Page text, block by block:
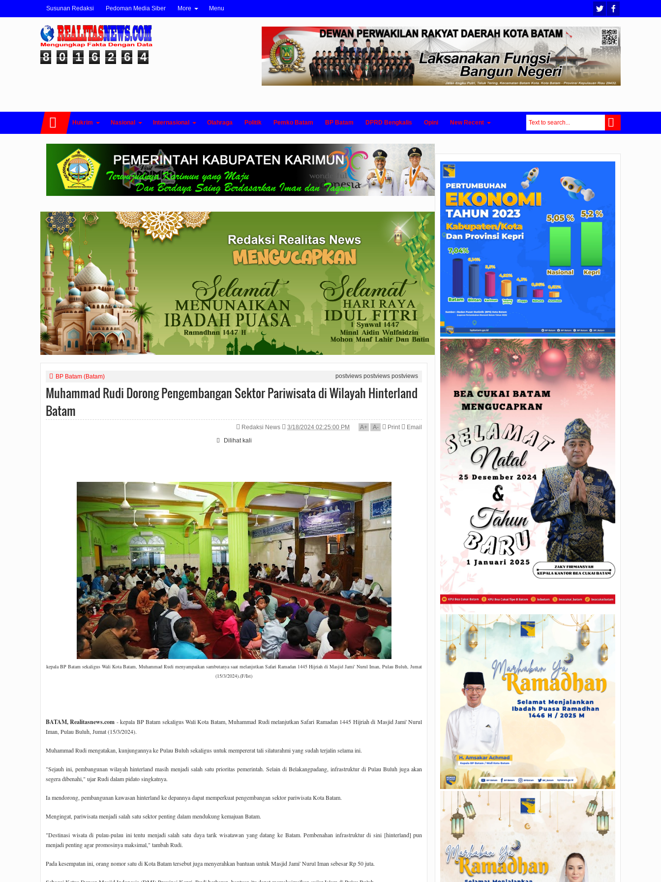
Susunan Redaksi Pedoman Media Siber More Menu
8 0 1 6 2 6 4
Hukrim Nasional Internasional Olahraga Politik Pemko Batam BP Batam DPRD Bengkalis Opini New Recent
BP Batam (Batam) postviewspostviewspostviews
Muhammad Rudi Dorong Pengembangan Sektor Pariwisata di Wilayah Hinterland
Batam
Redaksi News 3/18/2024 02:25:00 PM A+ A- Print
Email
Dilihat kali
kepala BP Batam sekaligus Wali Kota Batam, Muhammad Rudi menyampaikan sambutanya saat melanjutkan Safari Ramadan 1445 Hijriah di Masjid Jami' Nurul Iman, Pulau Buluh, Jumat
(15/3/2024).(F/Ist)
BATAM, Realitasnews.com - kepala BP Batam sekaligus Wali Kota Batam, Muhammad Rudi melanjutkan Safari Ramadan 1445 Hijriah di Masjid Jami' Nurul
Iman, Pulau Buluh, Jumat (15/3/2024).
Muhammad Rudi mengatakan, kunjungannya ke Pulau Buluh sekaligus untuk mempererat tali silaturahmi yang sudah terjalin selama ini.
"Sejauh ini, pembangunan wilayah hinterland masih menjadi salah satu prioritas pemerintah. Selain di Belakangpadang, infrastruktur di Pulau Buluh juga akan
segera dibenahi," ujar Rudi dalam pidato singkatnya.
Ia mendorong, pembangunan kawasan hinterland ke depannya dapat memperkuat pengembangan sektor pariwisata Kota Batam.
Mengingat, pariwisata menjadi salah satu sektor penting dalam mendukung kemajuan Batam.
"Destinasi wisata di pulau-pulau ini tentu menjadi salah satu daya tarik wisatawan yang datang ke Batam. Pembenahan infrastruktur di sini [hinterland] pun
menjadi penting agar promosinya maksimal," tambah Rudi.
Pada kesempatan ini, orang nomor satu di Kota Batam tersebut juga menyerahkan bantuan untuk Masjid Jami' Nurul Iman sebesar Rp 50 juta.